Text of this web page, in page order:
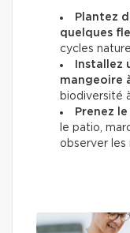
Plantez
quelques
cycles
Installez
mangeoire
biodiversité
Prenez
le patio,
observer les